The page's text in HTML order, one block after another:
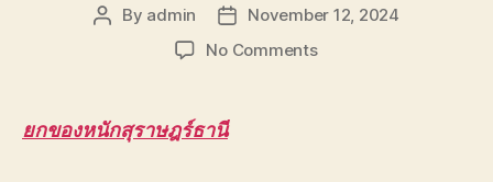
Post
By admin
Post
date
November 12, 2024
No Commentson
ยกของหนักสุราษฎร์ธานี